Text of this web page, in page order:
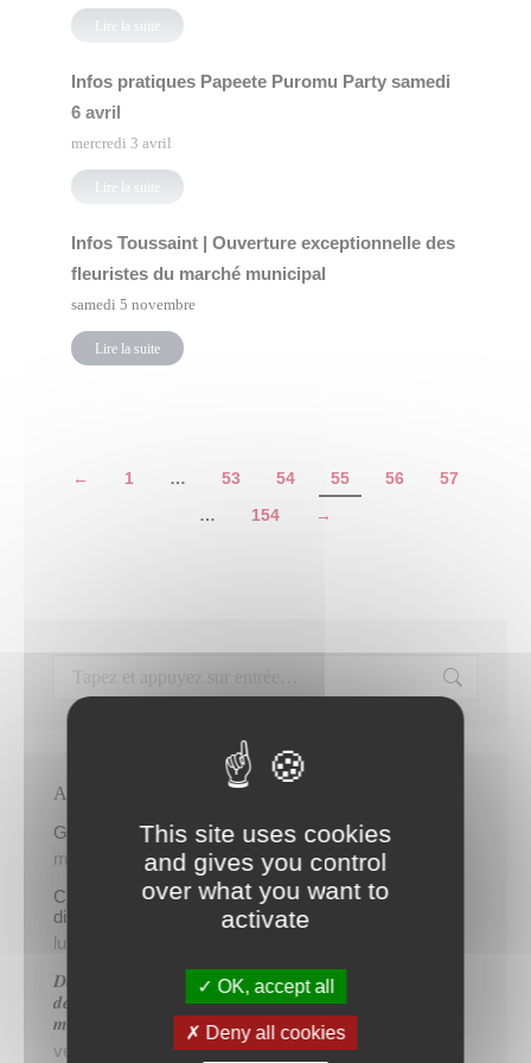
Lire la suite
Infos pratiques Papeete Puromu Party samedi
6 avril
mercredi 3 avril
Lire la suite
Infos Toussaint | Ouverture exceptionnelle des
fleuristes du marché municipal
samedi 5 novembre
Lire la suite
← 1 … 53 54 55 56
57
…
154 →
Articles récents
Gratuité du parking de l’HDV le dimanche matin
mercredi 5 août
Cinq demandeurs d’emploi de Papeete intègrent le
dispositif TIATURI AMO
lundi 3 août
𝑫𝒆𝒖𝒙 𝒔𝒂𝒑𝒆𝒖𝒓𝒔-𝒑𝒐𝒎𝒑𝒊𝒆𝒓𝒔 𝒅𝒆 𝑷𝒂𝒑𝒆𝒆𝒕𝒆 𝒂𝒖𝒙 𝒄𝒐̂𝒕𝒆́𝒔 𝒅𝒖
𝒅𝒆́𝒕𝒂𝒄𝒉𝒆𝒎𝒆𝒏𝒕 𝒑𝒐𝒍𝒚𝒏𝒆́𝒔𝒊𝒆𝒏 𝒆𝒏 𝒓𝒆𝒏𝒇𝒐𝒓𝒕 𝒅𝒆𝒔 𝒆́𝒒𝒖𝒊𝒑𝒆𝒔
𝒎𝒐𝒃𝒊𝒍𝒊𝒔𝒆́𝒆𝒔 𝒅𝒂𝒏𝒔 𝒍’𝑯𝒆𝒙𝒂𝒈𝒐𝒏𝒆
vendredi 31 juillet
This site uses cookies
and gives you control
over what you want to
activate
OK, accept all
Deny all cookies